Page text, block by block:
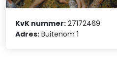
KvK nummer: 27172469
Adres: Buitenom 1